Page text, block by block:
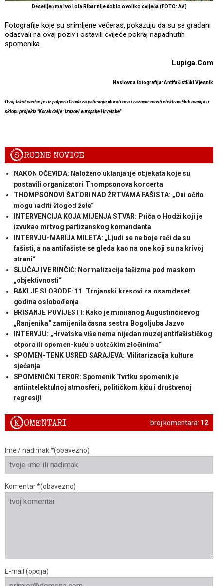
Desetljećima Ivo Lola Ribar nije dobio ovoliko cvijeća (FOTO: AV)
Fotografije koje su snimljene večeras, pokazuju da su se građani
odazvali na ovaj poziv i ostavili cvijeće pokraj napadnutih
spomenika.
Lupiga.Com
Naslovna fotografija: Antifašistički Vjesnik
Ovaj tekst nastao je uz potporu Fonda za poticanje pluralizma i raznovrsnosti elektroničkih medija u
sklopu projekta "Korak dalje: Izazovi europske Hrvatske"
SRODNE NOVICE
NAKON OČEVIDA: Naloženo uklanjanje objekata koje su
postavili organizatori Thompsonova koncerta
THOMPSONOVI ŠATORI NAD ŽRTVAMA FAŠISTA: „Oni očito
mogu raditi štogod žele“
INTERVENCIJA KOJA MIJENJA STVAR: Priča o Hodži koji je
izvukao mrtvog partizanskog komandanta
INTERVJU-MARIJA MILETA: „Ljudi se ne boje reći da su
fašisti, a na antifašiste se gleda kao na one koji su na krivoj
strani“
SLUČAJ IVE RINČIĆ: Normalizacija fašizma pod maskom
„objektivnosti“
BAKLJE SLOBODE: 11. Trnjanski kresovi za osamdeset
godina oslobođenja
BRISANJE POVIJESTI: Kako je miniranog Augustinčićevog
„Ranjenika“ zamijenila časna sestra Bogoljuba Jazvo
INTERVJU: „Hrvatska više nema nijedan muzej antifašističkog
otpora ili spomen-kuću o ustaškim zločinima“
SPOMEN-TENK USRED SARAJEVA: Militarizacija kulture
sjećanja
SPOMENIČKI TEROR: Spomenik Tvrtku spomenik je
antiintelektulnoj atmosferi, političkom kiču i društvenoj
regresiji
broj komentara: 12
KOMENTARI
Ime / nadimak *(obavezno)
Komentar *(obavezno)
E-mail (opcija)